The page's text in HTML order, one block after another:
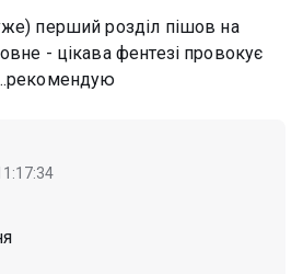
перший розділ пішов на
- цікава фентезі провокує